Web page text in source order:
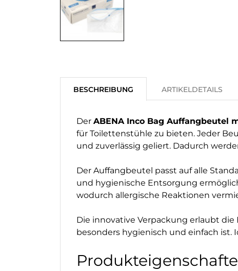
BESCHREIBUNG ARTIKELDETAILS
Der ABENA Inco Bag Auffangbeutel
für Toilettenstühle zu bieten. Jeder
und zuverlässig geliert. Dadurch
Der Auffangbeutel passt auf alle
und hygienische Entsorgung
wodurch allergische Reaktionen
Die innovative Verpackung erlaubt
besonders hygienisch und einfach ist.